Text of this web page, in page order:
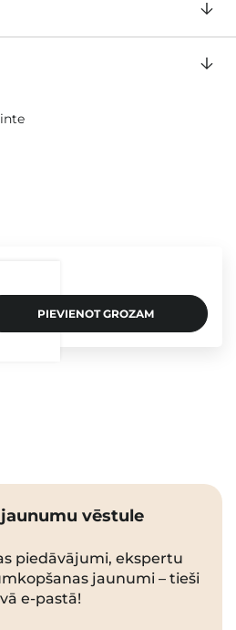
PIEVIENOT GROZAM
vēstule
piedāvājumi, ekspertu
jaunumi – tieši
e-pastā!